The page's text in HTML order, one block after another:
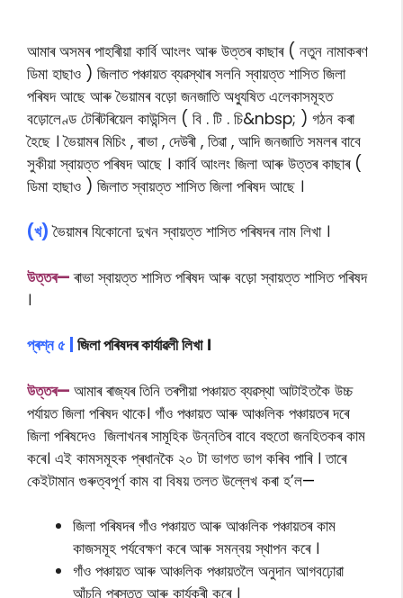
আমাৰ অসমৰ পাহাৰীয়া কাৰ্বি আংলং আৰু উত্তৰ কাছাৰ ( নতুন নামাকৰণ
ডিমা হাছাও ) জিলাত পঞ্চায়ত ব্যৱস্থাৰ সলনি স্বায়ত্ত শাসিত জিলা
পৰিষদ আছে আৰু ভৈয়ামৰ বড়ো জনজাতি অধ্যুষিত এলেকাসমূহত
বড়োলেণ্ড টেৰিটৰিয়েল কাউন্সিল ( বি . টি . চি&nbsp; ) গঠন কৰা
হৈছে । ভৈয়ামৰ মিচিং , ৰাভা , দেউৰী , তিৱা , আদি জনজাতি সমলৰ বাবে
সুকীয়া স্বায়ত্ত পৰিষদ আছে । কাৰ্বি আংলং জিলা আৰু উত্তৰ কাছাৰ (
ডিমা হাছাও ) জিলাত স্বায়ত্ত শাসিত জিলা পৰিষদ আছে ।
(খ)ভৈয়ামৰ যিকোনো দুখন স্বায়ত্ত শাসিত পৰিষদৰ নাম লিখা ।
উত্তৰ—ৰাভা স্বায়ত্ত শাসিত পৰিষদ আৰু বড়ো স্বায়ত্ত শাসিত পৰিষদ
।
প্ৰশ্ন৫ | জিলা পৰিষদৰ কাৰ্যাৱলী লিখা ।
উত্তৰ— আমাৰ ৰাজ্যৰ তিনি তৰপীয়া পঞ্চায়ত ব্যৱস্থা আটাইতকৈ উচ্চ
পৰ্যায়ত জিলা পৰিষদ থাকে। গাঁও পঞ্চায়ত আৰু আঞ্চলিক পঞ্চায়তৰ দৰে
জিলা পৰিষদেও জিলাখনৰ সামূহিক উন্নতিৰ বাবে বহুতো জনহিতকৰ কাম
কৰে। এই কামসমূহক প্ৰধানকৈ ২০ টা ভাগত ভাগ কৰিব পাৰি । তাৰে
কেইটামান গুৰুত্বপূৰ্ণ কাম বা বিষয় তলত উল্লেখ কৰা হ’ল—
জিলা পৰিষদৰ গাঁও পঞ্চায়ত আৰু আঞ্চলিক পঞ্চায়তৰ কাম
কাজসমূহ পৰ্যবেক্ষণ কৰে আৰু সমন্বয় স্থাপন কৰে ।
গাঁও পঞ্চায়ত আৰু আঞ্চলিক পঞ্চায়তলৈ অনুদান আগবঢ়োৱা
আঁচনি প্ৰস্তুত আৰু কাৰ্যকৰী কৰে ।